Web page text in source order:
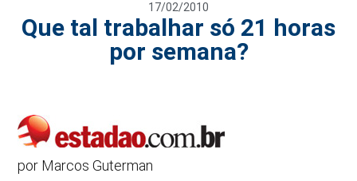
17/02/2010
Que tal trabalhar só 21 horas
por semana?
por Marcos Guterman